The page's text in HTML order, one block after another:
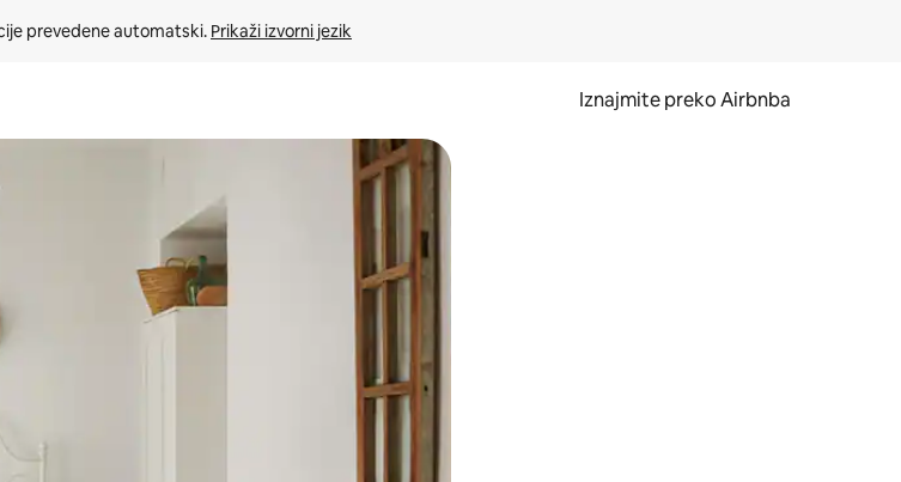
prevedene automatski. Prikaži izvorni jezik
Iznajmite preko Airbnba
prema gore i prema dolje, kao i dodirom ili prelaskom prstom po zaslonu.